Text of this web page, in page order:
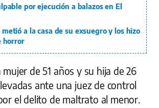
por ejecución a balazos en El
a la casa de su exsuegro y los hizo
horror
mujer de 51 años y su hija de 26
ante una juez de control
el delito de maltrato al menor.